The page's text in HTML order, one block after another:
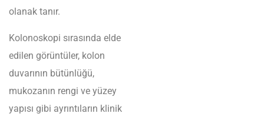
olanak tanır.
Kolonoskopi sırasında elde
edilen görüntüler, kolon
duvarının bütünlüğü,
mukozanın rengi ve yüzey
yapısı gibi ayrıntıların klinik